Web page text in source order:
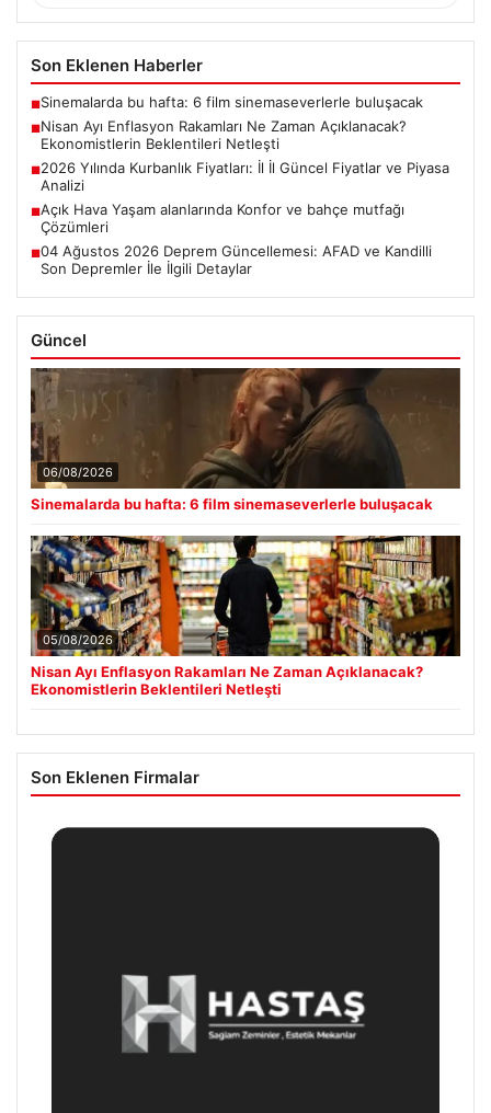
Son Eklenen Haberler
■Sinemalarda bu hafta: 6 film sinemaseverlerle buluşacak
■Nisan Ayı Enflasyon Rakamları Ne Zaman Açıklanacak?
Ekonomistlerin Beklentileri Netleşti
■2026 Yılında Kurbanlık Fiyatları: İl İl Güncel Fiyatlar ve Piyasa
Analizi
■Açık Hava Yaşam alanlarında Konfor ve bahçe mutfağı
Çözümleri
■04 Ağustos 2026 Deprem Güncellemesi: AFAD ve Kandilli
Son Depremler İle İlgili Detaylar
Güncel
06/08/2026
Sinemalarda bu hafta: 6 film sinemaseverlerle buluşacak
05/08/2026
Nisan Ayı Enflasyon Rakamları Ne Zaman Açıklanacak?
Ekonomistlerin Beklentileri Netleşti
Son Eklenen Firmalar